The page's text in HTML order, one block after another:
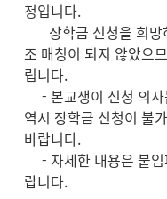
정입니다.
장학금 신청을 희망
조 매칭이 되지 않았으
립니다.
- 본교생이 신청 의사
역시 장학금 신청이 불
바랍니다.
- 자세한 내용은 붙임
랍니다.